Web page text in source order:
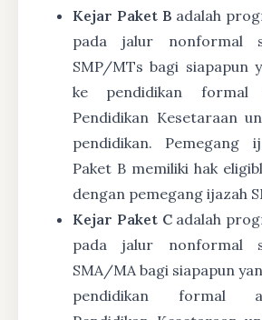
Kejar Paket B adalah
pada jalur nonformal
SMP/MTs bagi siapapun
ke pendidikan formal
Pendidikan Kesetaraan
pendidikan. Pemegang
Paket B memiliki hak
dengan pemegang ijazah
Kejar Paket Cadalah
pada jalur nonformal
SMA/MA bagi siapapun
pendidikan formal